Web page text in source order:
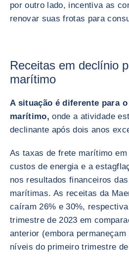
por outro lado, incentiva as
renovar suas frotas para
Receitas em declínio
marítimo
A situação é diferente para
marítimo, onde a atividade
declinante após dois anos
As taxas de frete marítimo em
custos de energia e a
nos resultados financeiros
marítimas. As receitas da
caíram 26% e 30%,
trimestre de 2023 em
anterior (embora permaneçam
níveis do primeiro trimestre